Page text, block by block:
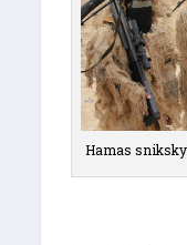
Hamas